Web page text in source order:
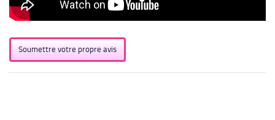
Soumettre votre propre avis